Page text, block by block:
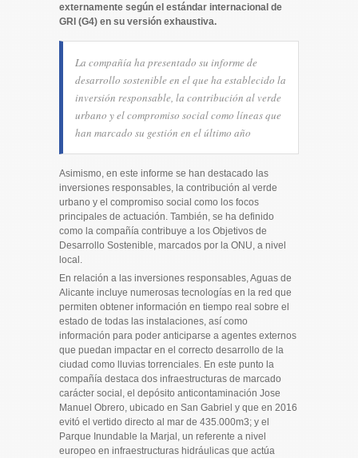
externamente según el estándar internacional de
GRI (G4) en su versión exhaustiva.
La compañía ha presentado su informe de
desarrollo sostenible en el que ha establecido la
inversión responsable, la contribución al verde
urbano y el compromiso social como líneas que
han marcado su gestión en el último año
Asimismo, en este informe se han destacado las
inversiones responsables, la contribución al verde
urbano y el compromiso social como los focos
principales de actuación. También, se ha definido
como la compañía contribuye a los Objetivos de
Desarrollo Sostenible, marcados por la ONU, a nivel
local.
En relación a las inversiones responsables, Aguas de
Alicante incluye numerosas tecnologías en la red que
permiten obtener información en tiempo real sobre el
estado de todas las instalaciones, así como
información para poder anticiparse a agentes externos
que puedan impactar en el correcto desarrollo de la
ciudad como lluvias torrenciales. En este punto la
compañía destaca dos infraestructuras de marcado
carácter social, el depósito anticontaminación Jose
Manuel Obrero, ubicado en San Gabriel y que en 2016
evitó el vertido directo al mar de 435.000m3; y el
Parque Inundable la Marjal, un referente a nivel
europeo en infraestructuras hidráulicas que actúa